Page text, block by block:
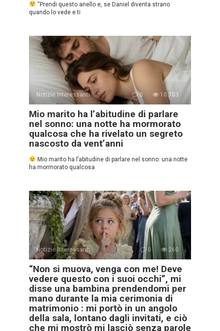
“Prendi questo anello e, se Daniel diventa strano
quando lo vede e ti
Notizie interessanti 0 10.703
Mio marito ha l’abitudine di parlare
nel sonno: una notte ha mormorato
qualcosa che ha rivelato un segreto
nascosto da vent’anni
Mio marito ha l’abitudine di parlare nel sonno: una notte
ha mormorato qualcosa
Notizie interessanti 0 260
“Non si muova, venga con me! Deve
vedere questo con i suoi occhi”, mi
disse una bambina prendendomi per
mano durante la mia cerimonia di
matrimonio : mi portò in un angolo
della sala, lontano dagli invitati, e ciò
che mi mostrò mi lasciò senza parole